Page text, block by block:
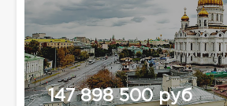
147 898 500 руб